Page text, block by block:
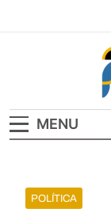
MENU
POLÍTICA